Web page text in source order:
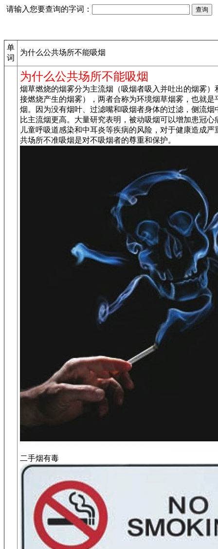
请输入您要查询的字词：
单
词
为什么公共场所不能吸烟
为什么公共场所不能吸烟
烟草燃烧的烟雾分为主流烟（吸烟者吸入并吐出的烟雾）
接燃烧产生的烟雾），两者合称为环境烟草烟雾，也就是
烟。因为没有烟叶、过滤嘴和吸烟者身体的过滤，侧流烟
比主流烟更高。大量研究表明，被动吸烟可以增加患冠心
儿童呼吸道感染和中耳炎等疾病的风险，对于健康造成严
共场所不准吸烟是对不吸烟者的尊重和保护。
二手烟有毒